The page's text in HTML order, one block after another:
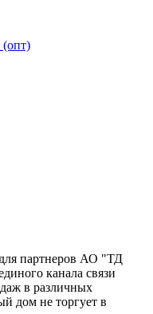
(опт)
партнеров АО "ТД
канала связи
в различных
дом не торгует в